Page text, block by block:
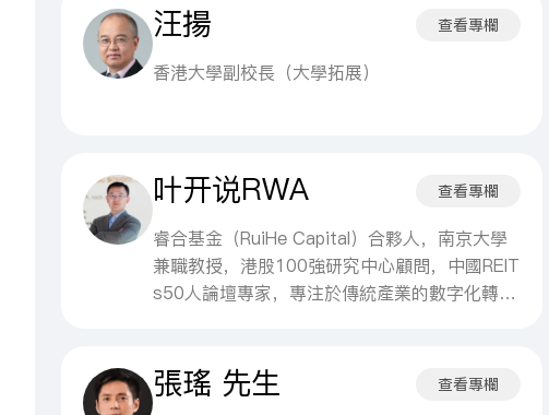
汪揚 查看專欄
香港大學副校長（大學拓展）
叶开说RWA 查看專欄
睿合基金（RuiHe Capital）合夥人，南京大學
兼職教授，港股100強研究中心顧問，中國REIT
s50人論壇專家，專注於傳統產業的數字化轉型
化》《Token經濟設計模式》《粉絲經濟》等著
張瑤 先生 查看專欄